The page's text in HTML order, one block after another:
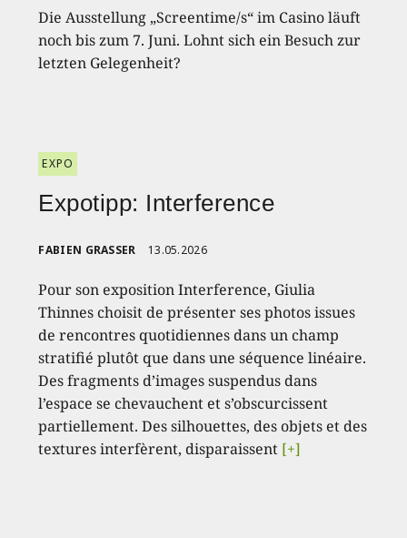
Die Ausstellung „Screentime/s“ im Casino läuft
noch bis zum 7. Juni. Lohnt sich ein Besuch zur
letzten Gelegenheit?
EXPO
Expotipp: Interference
FABIEN GRASSER 13.05.2026
Pour son exposition Interference, Giulia
Thinnes choisit de présenter ses photos issues
de rencontres quotidiennes dans un champ
stratifié plutôt que dans une séquence linéaire.
Des fragments d’images suspendus dans
l’espace se chevauchent et s’obscurcissent
partiellement. Des silhouettes, des objets et des
textures interfèrent, disparaissent [+]